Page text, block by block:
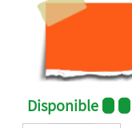
Disponible